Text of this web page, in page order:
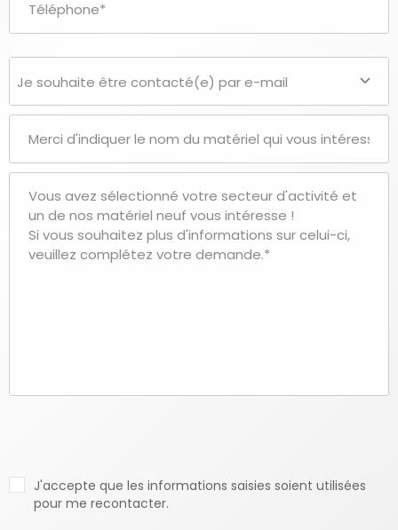
Je souhaite être contacté(e) par e-mail
J'accepte que les informations saisies soient utilisées
pour me recontacter.